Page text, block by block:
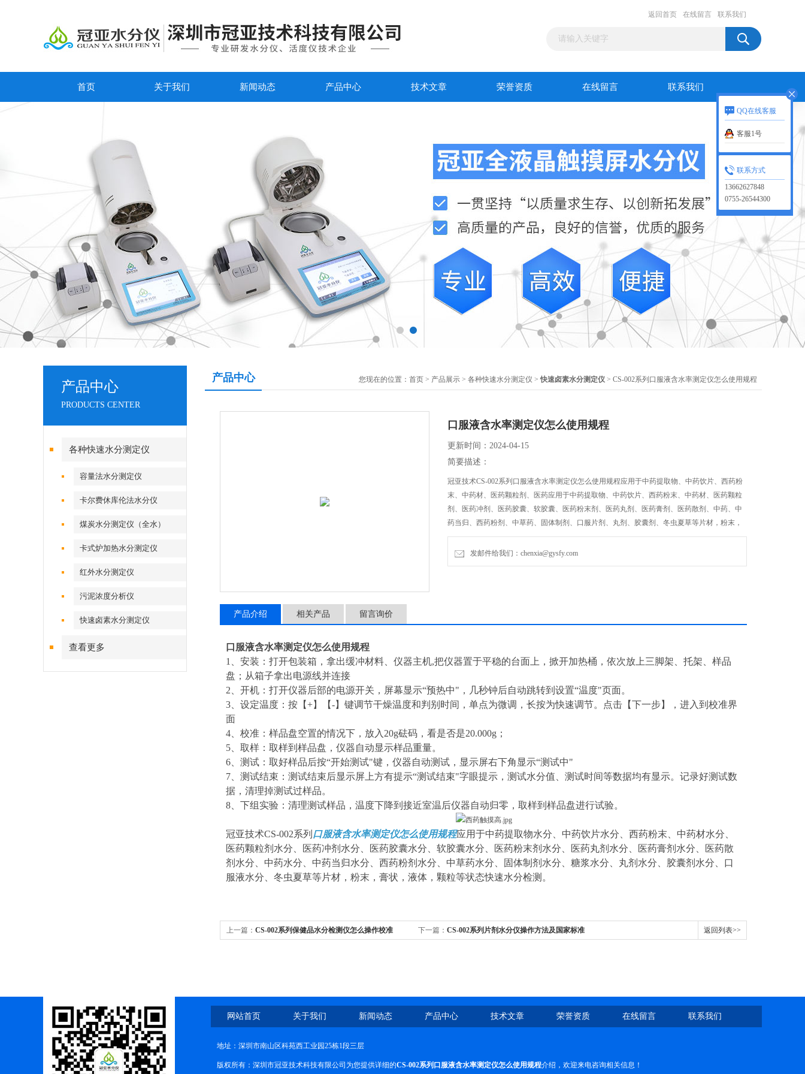
返回首页 在线留言 联系我们
首页 关于我们 新闻动态 产品中心 技术文章 荣誉资质 在线留言 联系我们
产品中心
PRODUCTS CENTER
各种快速水分测定仪
容量法水分测定仪
卡尔费休库伦法水分仪
煤炭水分测定仪（全水）
卡式炉加热水分测定仪
红外水分测定仪
污泥浓度分析仪
快速卤素水分测定仪
查看更多
产品中心 您现在的位置： 首页 > 产品展示 > 各种快速水分测定仪 >快速卤素水分测定仪 > CS-002系列口服液含水率测定仪怎么使用规程
口服液含水率测定仪怎么使用规程
更新时间：2024-04-15
简要描述：
冠亚技术CS-002系列口服液含水率测定仪怎么使用规程应用于中药提取物、中药饮片、西药粉
末、中药材、医药颗粒剂、医药应用于中药提取物、中药饮片、西药粉末、中药材、医药颗粒
剂、医药冲剂、医药胶囊、软胶囊、医药粉末剂、医药丸剂、医药膏剂、医药散剂、中药、中
药当归、西药粉剂、中草药、固体制剂、口服片剂、丸剂、胶囊剂、冬虫夏草等片材，粉末，
膏状，液体，颗粒等状态快速水分检测。
发邮件给我们：chenxia@gysfy.com
产品介绍 相关产品 留言询价
口服液含水率测定仪怎么使用规程
1、安装：打开包装箱，拿出缓冲材料、仪器主机,把仪器置于平稳的台面上，掀开加热桶，依次放上三脚架、托架、样品
盘；从箱子拿出电源线并连接
2、开机：打开仪器后部的电源开关，屏幕显示“预热中"，几秒钟后自动跳转到设置“温度"页面。
3、设定温度：按【+】【-】键调节干燥温度和判别时间，单点为微调，长按为快速调节。点击【下一步】，进入到校准界
面
4、校准：样品盘空置的情况下，放入20g砝码，看是否是20.000g；
5、取样：取样到样品盘，仪器自动显示样品重量。
6、测试：取好样品后按“开始测试"键，仪器自动测试，显示屏右下角显示“测试中"
7、测试结束：测试结束后显示屏上方有提示“测试结束"字眼提示，测试水分值、测试时间等数据均有显示。记录好测试数
据，清理掉测试过样品。
8、下组实验：清理测试样品，温度下降到接近室温后仪器自动归零，取样到样品盘进行试验。
冠亚技术CS-002系列 口服液含水率测定仪怎么使用规程应用于中药提取物水分、中药饮片水分、西药粉末、中药材水分、
医药颗粒剂水分、医药冲剂水分、医药胶囊水分、软胶囊水分、医药粉末剂水分、医药丸剂水分、医药膏剂水分、医药散
剂水分、中药水分、中药当归水分、西药粉剂水分、中草药水分、固体制剂水分、糖浆水分、丸剂水分、胶囊剂水分、口
服液水分、冬虫夏草等片材，粉末，膏状，液体，颗粒等状态快速水分检测。
上一篇： CS-002系列保健品水分检测仪怎么操作校准 下一篇： CS-002系列片剂水分仪操作方法及国家标准 返回列表>>
网站首页 关于我们 新闻动态 产品中心 技术文章 荣誉资质 在线留言 联系我们
地址：深圳市南山区科苑西工业园25栋1段三层
版权所有：深圳市冠亚技术科技有限公司为您提供详细的CS-002系列口服液含水率测定仪怎么使用规程介绍，欢迎来电咨询相关信息！
QQ在线客服
客服1号
联系方式
13662627848
0755-26544300